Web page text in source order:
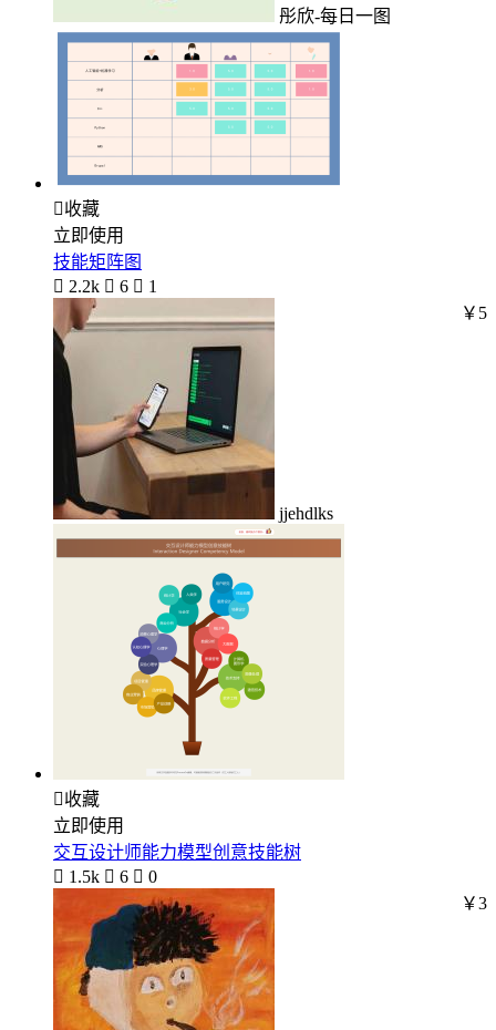
彤欣-每日一图
收藏
立即使用
技能矩阵图
 2.2k  6  1
jjehdlks
￥5
收藏
立即使用
交互设计师能力模型创意技能树
 1.5k  6  0
￥3